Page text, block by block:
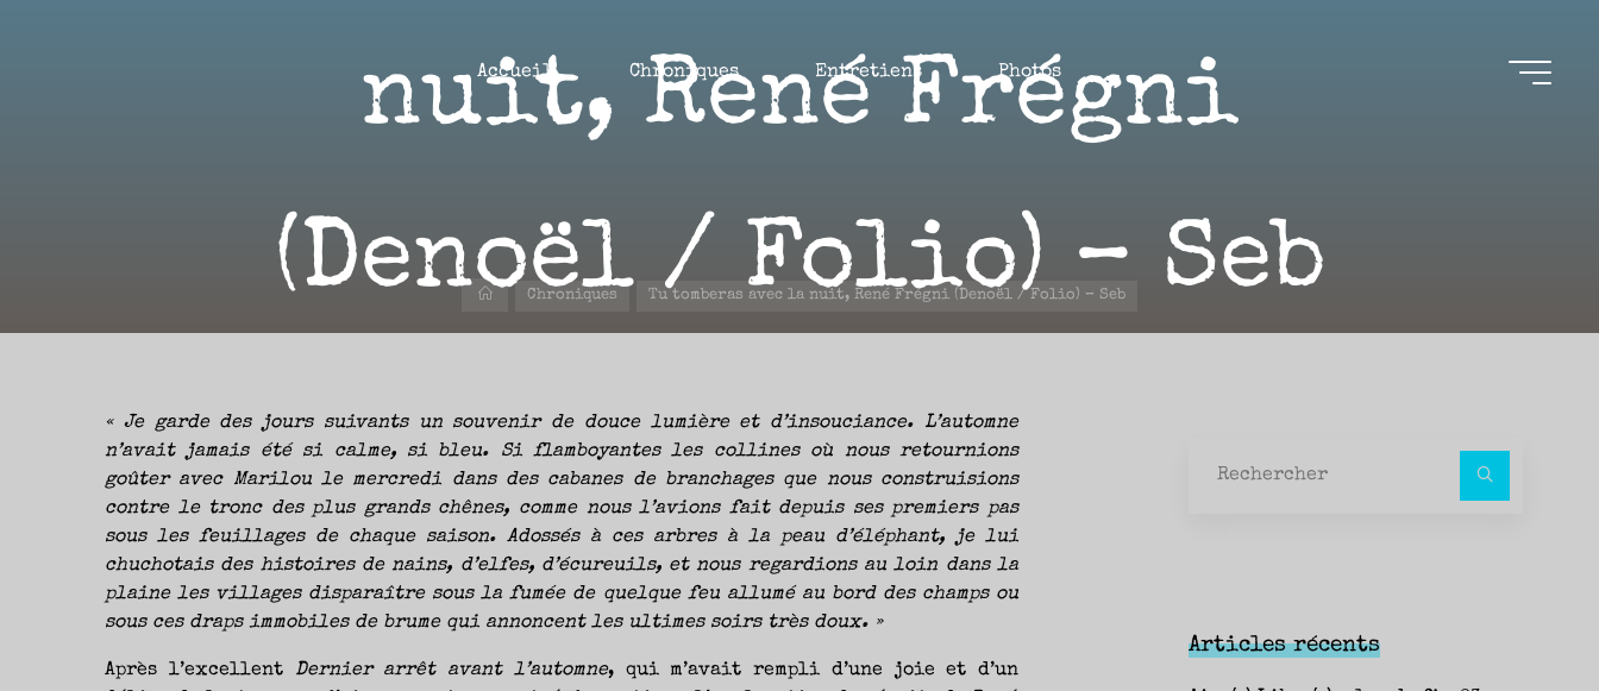
OUVERTS
L’ACTUALITÉ
LITTÉRAIRE
COURIR
PERMANENCE
NOUVEAUTÉS.
TRAVERSE
PARLER
SURTOUT
Accueil Chroniques Entretiens Photos
nuit, René Frégni
(Denoël / Folio) – Seb
Sébastien
AccueilChroniques Tu tomberas avec la nuit, René Frégni (Denoël / Folio) – Seb
« Je garde des jours suivants un souvenir de douce lumière et d’insouciance. L’automne
n’avait jamais été si calme, si bleu. Si flamboyantes les collines où nous retournions
goûter avec Marilou le mercredi dans des cabanes de branchages que nous construisions
contre le tronc des plus grands chênes, comme nous l’avions fait depuis ses premiers pas
sous les feuillages de chaque saison. Adossés à ces arbres à la peau d’éléphant, je lui
chuchotais des histoires de nains, d’elfes, d’écureuils, et nous regardions au loin dans la
plaine les villages disparaître sous la fumée de quelque feu allumé au bord des champs ou
sous ces draps immobiles de brume qui annoncent les ultimes soirs très doux. »
Après l’excellent Dernier arrêt avant l’automne, qui m’avait rempli d’une joie et d’un
Articles récents